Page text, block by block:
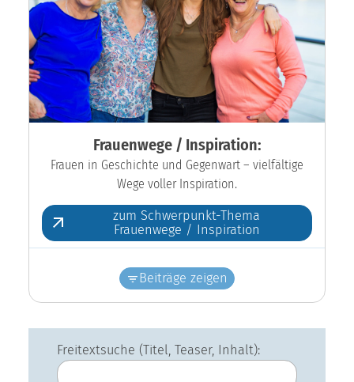
Frauenwege / Inspiration:
Frauen in Geschichte und Gegenwart – vielfältige
Wege voller Inspiration.
zum Schwerpunkt-Thema
Frauenwege / Inspiration
Beiträge zeigen
Freitextsuche (Titel, Teaser, Inhalt):